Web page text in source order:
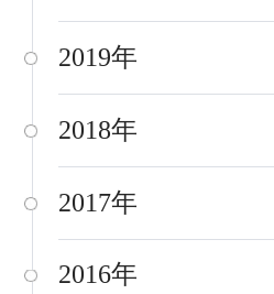
2019年
2018年
2017年
2016年